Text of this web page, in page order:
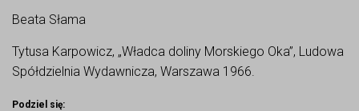
Beata Słama
Tytusa Karpowicz, „Władca doliny Morskiego Oka”, Ludowa
Spółdzielnia Wydawnicza, Warszawa 1966.
Podziel się: